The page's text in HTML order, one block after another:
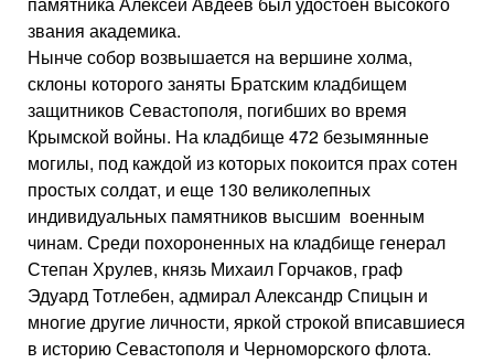
звания академика.
Нынче собор возвышается на вершине холма,
склоны которого заняты Братским кладбищем
защитников Севастополя, погибших во время
Крымской войны. На кладбище 472 безымянные
могилы, под каждой из которых покоится прах сотен
простых солдат, и еще 130 великолепных
индивидуальных памятников высшим военным
чинам. Среди похороненных на кладбище генерал
Степан Хрулев, князь Михаил Горчаков, граф
Эдуард Тотлебен, адмирал Александр Спицын и
многие другие личности, яркой строкой вписавшиеся
в историю Севастополя и Черноморского флота.